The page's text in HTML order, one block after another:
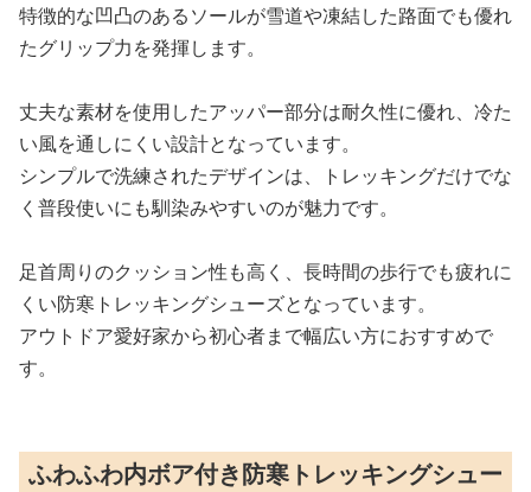
特徴的な凹凸のあるソールが雪道や凍結した路面でも優れ
たグリップ力を発揮します。
丈夫な素材を使用したアッパー部分は耐久性に優れ、冷た
い風を通しにくい設計となっています。
シンプルで洗練されたデザインは、トレッキングだけでな
く普段使いにも馴染みやすいのが魅力です。
足首周りのクッション性も高く、長時間の歩行でも疲れに
くい防寒トレッキングシューズとなっています。
アウトドア愛好家から初心者まで幅広い方におすすめで
す。
ふわふわ内ボア付き防寒トレッキングシュー